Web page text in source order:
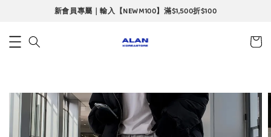
當月限定｜會員專屬折扣碼｜單筆最高再折$360